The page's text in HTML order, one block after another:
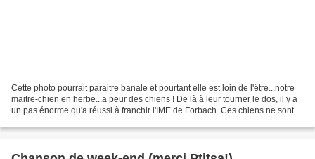
Cette photo pourrait paraitre banale et pourtant elle est loin de l'être...notre
maitre-chien en herbe...a peur des chiens ! De là à leur tourner le dos, il y a
un pas énorme qu'a réussi à franchir l'IME de Forbach. Ces chiens ne sont